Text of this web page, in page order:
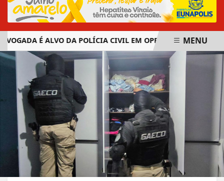
É ALVO DA POLÍCIA CIVIL EM OPERAÇÃO CONTRA
EM ALTA
MENU